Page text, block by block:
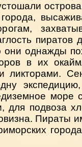
пиратов
они однажды
в их
ликторами.
море
для подвоза
Пираты